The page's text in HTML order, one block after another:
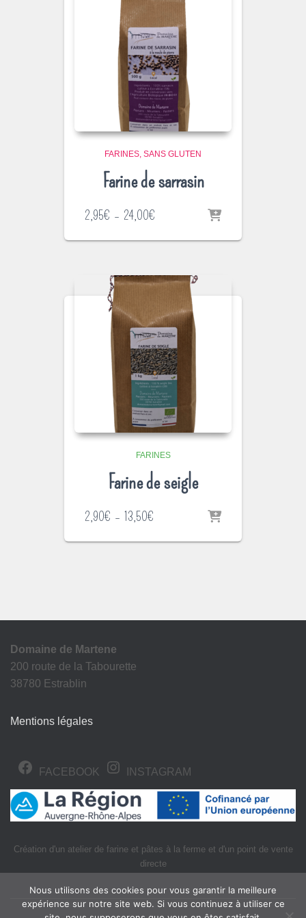
FARINES SANS GLUTEN
Farine de sarrasin
2,95€ – 24,00€
prix :
à
24,00€
FARINES
Farine de seigle
2,90€ – 13,50€
prix :
Domaine de Martene
200 route de la Tabourette
38780 Estrablin
Mentions légales
FACEBOOK INSTAGRAM
Création d'un atelier de farine et pâtes à la ferme et d'un point de vente
directe
Nous utilisons des cookies pour vous garantir la meilleure
expérience sur notre site web. Si vous continuez à utiliser ce